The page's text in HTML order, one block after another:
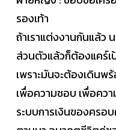
รองเท้า
ถ้าเราแต่งงานกันแล้ว
ส่วนตัวแล้วก็ต้องแคร์
เพราะมันจะต้องเดินพ
เพื่อความชอบ เพื่อคว
ระบบการเงินของครอ